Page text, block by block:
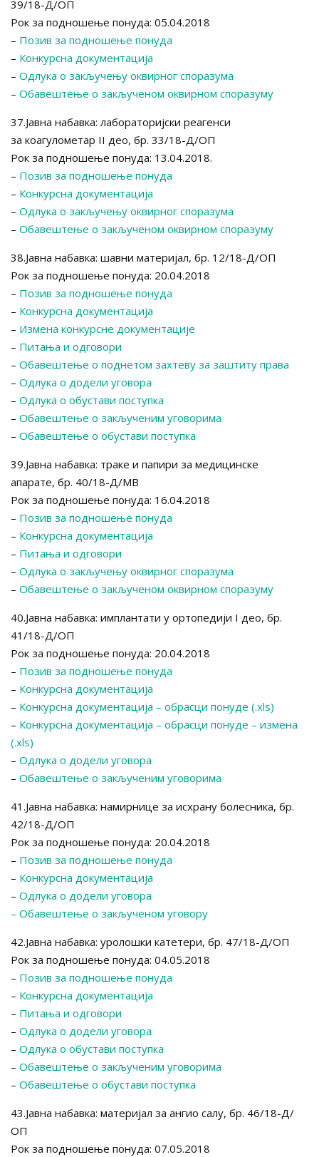
39/18-Д/ОП
Рок за подношење понуда: 05.04.2018
– Позив за подношење понуда
– Конкурсна документација
– Одлука о закључењу оквирног споразума
– Обавештење о закљученом оквирном споразуму
37.Јавна набавка: лабораторијски реагенси
за коагулометар II део, бр. 33/18-Д/ОП
Рок за подношење понуда: 13.04.2018.
– Позив за подношење понуда
– Конкурсна документација
– Одлука о закључењу оквирног споразума
– Обавештење о закљученом оквирном споразуму
38.Јавна набавка: шавни материјал, бр. 12/18-Д/ОП
Рок за подношење понуда: 20.04.2018
– Позив за подношење понуда
– Конкурсна документација
– Измена конкурсне документације
– Питања и одговори
– Обавештење о поднетом захтеву за заштиту права
– Одлука о додели уговора
– Одлука о обустави поступка
– Обавештење о закљученим уговорима
– Обавештење о обустави поступка
39.Јавна набавка: траке и папири за медицинске
апарате, бр. 40/18-Д/МВ
Рок за подношење понуда: 16.04.2018
– Позив за подношење понуда
– Конкурсна документација
– Питања и одговори
– Одлука о закључењу оквирног споразума
– Обавештење о закљученом оквирном споразуму
40.Јавна набавка: имплантати у ортопедији I део, бр.
41/18-Д/ОП
Рок за подношење понуда: 20.04.2018
– Позив за подношење понуда
– Конкурсна документација
– Конкурсна документација – обрасци понуде (.xls)
– Конкурсна документација – обрасци понуде – измена
(.xls)
– Одлука о додели уговора
– Обавештење о закљученим уговорима
41.Јавна набавка: намирнице за исхрану болесника, бр.
42/18-Д/ОП
Рок за подношење понуда: 20.04.2018
– Позив за подношење понуда
– Конкурсна документација
– Одлука о додели уговора
– Обавештење о закљученом уговору
42.Јавна набавка: уролошки катетери, бр. 47/18-Д/ОП
Рок за подношење понуда: 04.05.2018
– Позив за подношење понуда
– Конкурсна документација
– Питања и одговори
– Одлука о додели уговора
– Одлука о обустави поступка
– Обавештење о закљученим уговорима
– Обавештење о обустави поступка
43.Јавна набавка: материјал за ангио салу, бр. 46/18-Д/
ОП
Рок за подношење понуда: 07.05.2018